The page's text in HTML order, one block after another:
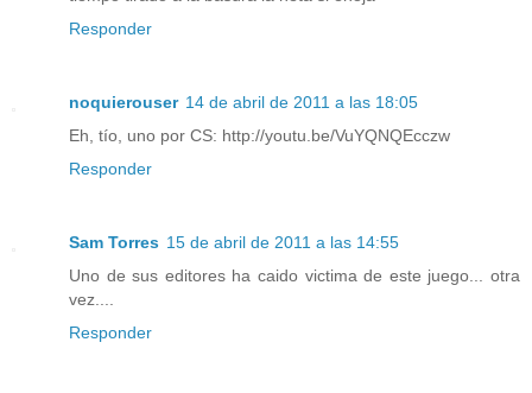
Responder
noquierouser 14 de abril de 2011 a las 18:05
Eh, tío, uno por CS: http://youtu.be/VuYQNQEcczw
Responder
Sam Torres 15 de abril de 2011 a las 14:55
Uno de sus editores ha caido victima de este juego... otra
vez....
Responder